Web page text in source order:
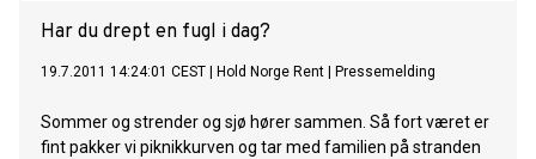
Har du drept en fugl i dag?
19.7.2011 14:24:01 CEST Hold Norge Rent Pressemelding
Sommer og strender og sjø hører sammen. Så fort været er
fint pakker vi piknikkurven og tar med familien på stranden